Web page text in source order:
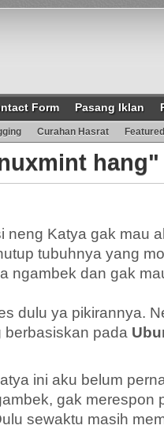
Form Pasang Iklan
Curahan Hasrat Featured
hang"
neng Katya gak mau
tubuhnya yang
ngambek dan gak
dulu ya pikirannya.
berbasiskan pada
ini aku belum
gak merespon
sewaktu masih